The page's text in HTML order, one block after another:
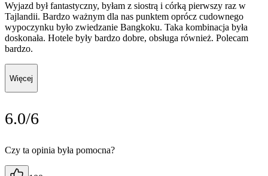
Wyjazd był fantastyczny, byłam z siostrą i córką pierwszy raz w
Tajlandii. Bardzo ważnym dla nas punktem oprócz cudownego
wypoczynku było zwiedzanie Bangkoku. Taka kombinacja była
doskonała. Hotele były bardzo dobre, obsługa również. Polecam
bardzo.
Więcej
6.0/6
Czy ta opinia była pomocna?